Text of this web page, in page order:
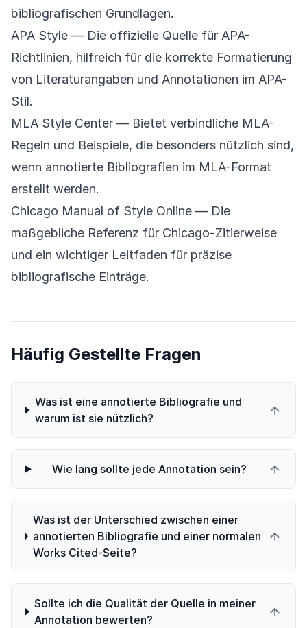
bibliografischen Grundlagen.
APA Style — Die offizielle Quelle für APA-
Richtlinien, hilfreich für die korrekte Formatierung
von Literaturangaben und Annotationen im APA-
Stil.
MLA Style Center — Bietet verbindliche MLA-
Regeln und Beispiele, die besonders nützlich sind,
wenn annotierte Bibliografien im MLA-Format
erstellt werden.
Chicago Manual of Style Online — Die
maßgebliche Referenz für Chicago-Zitierweise
und ein wichtiger Leitfaden für präzise
bibliografische Einträge.
Häufig Gestellte Fragen
Was ist eine annotierte Bibliografie und
warum ist sie nützlich?
Wie lang sollte jede Annotation sein?
Was ist der Unterschied zwischen einer
annotierten Bibliografie und einer normalen
Works Cited-Seite?
Sollte ich die Qualität der Quelle in meiner
Annotation bewerten?